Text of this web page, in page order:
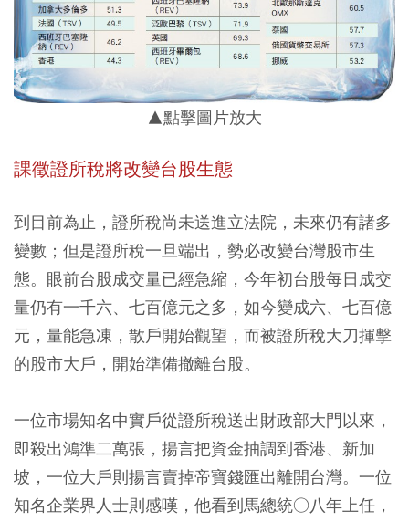
▲點擊圖片放大
課徵證所稅將改變台股生態
到目前為止，證所稅尚未送進立法院，未來仍有諸多
變數；但是證所稅一旦端出，勢必改變台灣股市生
態。眼前台股成交量已經急縮，今年初台股每日成交
量仍有一千六、七百億元之多，如今變成六、七百億
元，量能急凍，散戶開始觀望，而被證所稅大刀揮擊
的股市大戶，開始準備撤離台股。
一位市場知名中實戶從證所稅送出財政部大門以來，
即殺出鴻準二萬張，揚言把資金抽調到香港、新加
坡，一位大戶則揚言賣掉帝寶錢匯出離開台灣。一位
知名企業界人士則感嘆，他看到馬總統○八年上任，